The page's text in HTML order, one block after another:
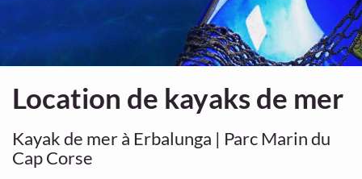
Location de kayaks de mer
Kayak de mer à Erbalunga | Parc Marin du
Cap Corse